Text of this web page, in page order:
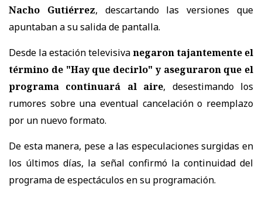
Nacho Gutiérrez, descartando las versiones que
apuntaban a su salida de pantalla.
Desde la estación televisivanegaron tajantemente el
término de "Hay que decirlo" y aseguraron que el
programa continuará al aire, desestimando los
rumores sobre una eventual cancelación o reemplazo
por un nuevo formato.
De esta manera, pese a las especulaciones surgidas en
los últimos días, la señal confirmó la continuidad del
programa de espectáculos en su programación.